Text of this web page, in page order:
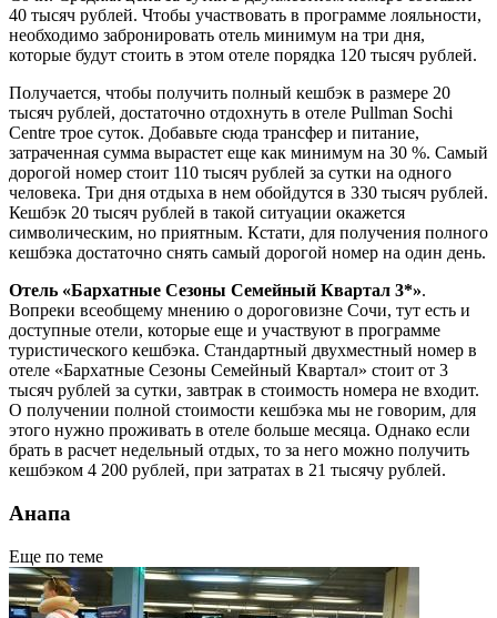
40 тысяч рублей. Чтобы участвовать в программе лояльности,
необходимо забронировать отель минимум на три дня,
которые будут стоить в этом отеле порядка 120 тысяч рублей.
Получается, чтобы получить полный кешбэк в размере 20
тысяч рублей, достаточно отдохнуть в отеле Pullman Sochi
Centre трое суток. Добавьте сюда трансфер и питание,
затраченная сумма вырастет еще как минимум на 30 %. Самый
дорогой номер стоит 110 тысяч рублей за сутки на одного
человека. Три дня отдыха в нем обойдутся в 330 тысяч рублей.
Кешбэк 20 тысяч рублей в такой ситуации окажется
символическим, но приятным. Кстати, для получения полного
кешбэка достаточно снять самый дорогой номер на один день.
Отель «Бархатные Сезоны Семейный Квартал 3*».
Вопреки всеобщему мнению о дороговизне Сочи, тут есть и
доступные отели, которые еще и участвуют в программе
туристического кешбэка. Стандартный двухместный номер в
отеле «Бархатные Сезоны Семейный Квартал» стоит от 3
тысяч рублей за сутки, завтрак в стоимость номера не входит.
О получении полной стоимости кешбэка мы не говорим, для
этого нужно проживать в отеле больше месяца. Однако если
брать в расчет недельный отдых, то за него можно получить
кешбэком 4 200 рублей, при затратах в 21 тысячу рублей.
Анапа
Еще по теме